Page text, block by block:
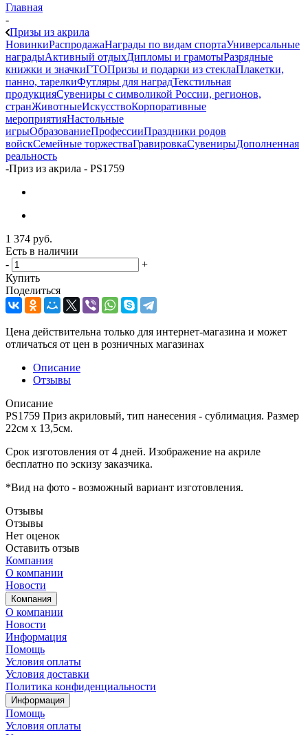
Главная
-
Призы из акрила
НовинкиРаспродажаНаграды по видам спортаУниверсальные
наградыАктивный отдыхДипломы и грамотыРазрядные
книжки и значкиГТОПризы и подарки из стеклаПлакетки,
панно, тарелкиФутляры для наградТекстильная
продукцияСувениры с символикой России, регионов,
странЖивотныеИскусствоКорпоративные
мероприятияНастольные
игрыОбразованиеПрофессииПраздники родов
войскСемейные торжестваГравировкаСувенирыДополненная
реальность
-Приз из акрила - PS1759
1 374 руб.
Есть в наличии
-
+
Купить
Поделиться
Цена действительна только для интернет-магазина и может
отличаться от цен в розничных магазинах
Описание
Отзывы
Описание
PS1759 Приз акриловый, тип нанесения - сублимация. Размер
22см х 13,5см.
Срок изготовления от 4 дней. Изображение на акриле
бесплатно по эскизу заказчика.
*Вид на фото - возможный вариант изготовления.
Отзывы
Отзывы
Нет оценок
Оставить отзыв
Компания
О компании
Новости
Компания
О компании
Новости
Информация
Помощь
Условия оплаты
Условия доставки
Политика конфиденциальности
Информация
Помощь
Условия оплаты